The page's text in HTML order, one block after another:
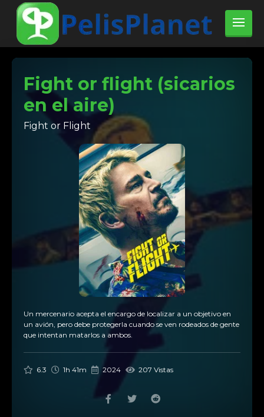
Fight or flight (sicarios
en el aire)
Fight or Flight
Un mercenario acepta el encargo de localizar a un objetivo en
un avión, pero debe protegerla cuando se ven rodeados de gente
que intentan matarlos a ambos.
6.3 1h 41m 2024 207 Vistas